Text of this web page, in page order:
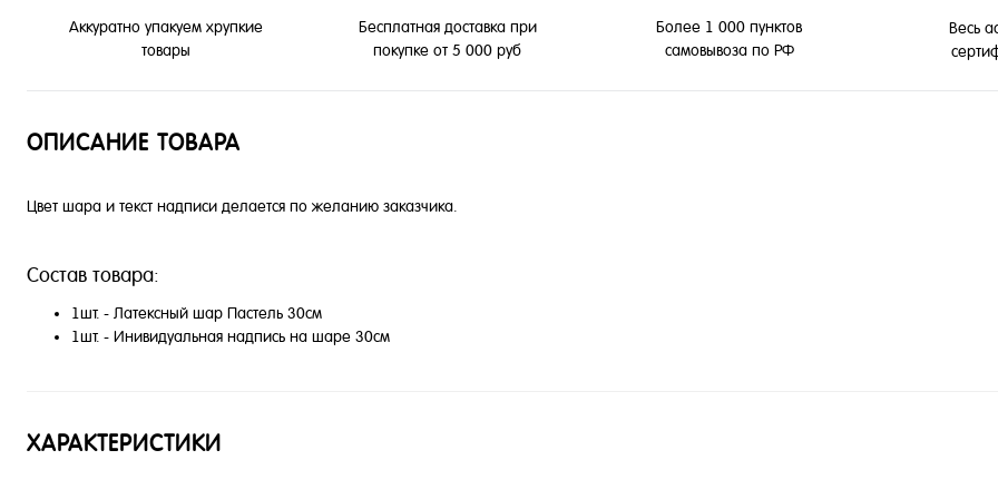
Аккуратно упакуем хрупкие
товары
Бесплатная доставка при
покупке от 5 000 руб
Более 1 000 пунктов
самовывоза по РФ
Весь
ОПИСАНИЕ ТОВАРА
Цвет шара и текст надписи делается по желанию заказчика.
Состав товара:
1шт. - Латексный шар Пастель 30см
1шт. - Инивидуальная надпись на шаре 30см
ХАРАКТЕРИСТИКИ